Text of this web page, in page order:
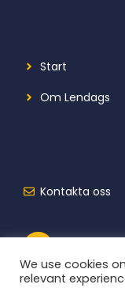
Start
Om Lendags
Kontakta oss
We use cookies
relevant